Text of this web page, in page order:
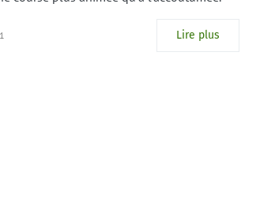
Lire plus